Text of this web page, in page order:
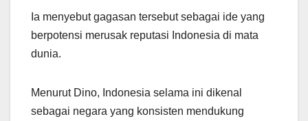
Ia menyebut gagasan tersebut sebagai ide yang
berpotensi merusak reputasi Indonesia di mata
dunia.
Menurut Dino, Indonesia selama ini dikenal
sebagai negara yang konsisten mendukung